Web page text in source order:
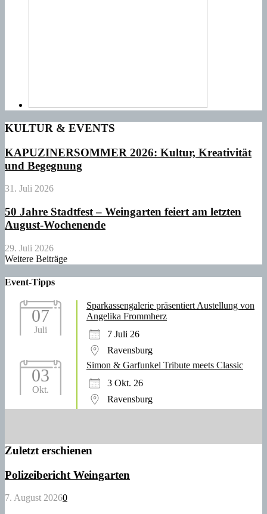
KULTUR & EVENTS
KAPUZINERSOMMER 2026: Kultur, Kreativität
und Begegnung
31. Juli 2026
50 Jahre Stadtfest – Weingarten feiert am letzten
August-Wochenende
29. Juli 2026
Weitere Beiträge
Event-Tipps
07
Juli
Sparkassengalerie präsentiert Austellung von
Angelika Frommherz
7 Juli 26
Ravensburg
03
Okt.
Simon & Garfunkel Tribute meets Classic
3 Okt. 26
Ravensburg
Zuletzt erschienen
Polizeibericht Weingarten
7. August 20260